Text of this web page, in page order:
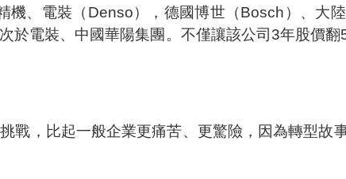
、電裝（Denso），德國博世（Bosch）、大陸
於電裝、中國華陽集團。不僅讓該公司3年股價
戰，比起一般企業更痛苦、更驚險，因為轉型故